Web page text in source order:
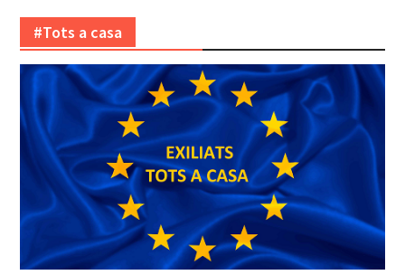
#Tots a casa